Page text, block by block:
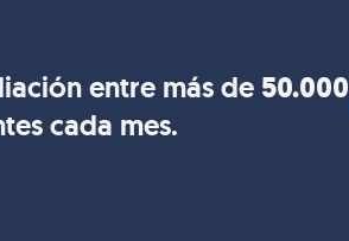
entre más de 50.000
cada mes.